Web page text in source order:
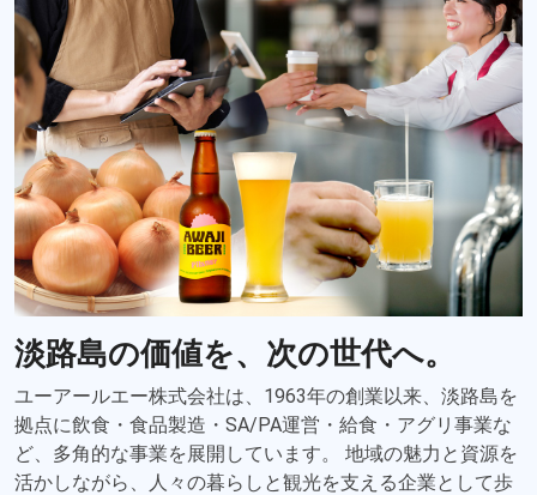
淡路島の価値を、次の世代へ。
ユーアールエー株式会社は、1963年の創業以来、淡路島を
拠点に飲食・食品製造・SA/PA運営・給食・アグリ事業な
ど、多角的な事業を展開しています。 地域の魅力と資源を
活かしながら、人々の暮らしと観光を支える企業として歩